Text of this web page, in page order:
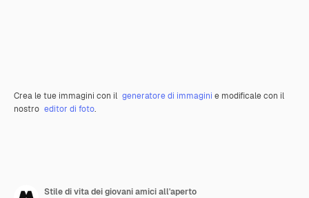
Crea le tue immagini con il generatore di immagini e modificale con il
nostro editor di foto.
Stile di vita dei giovani amici all'aperto